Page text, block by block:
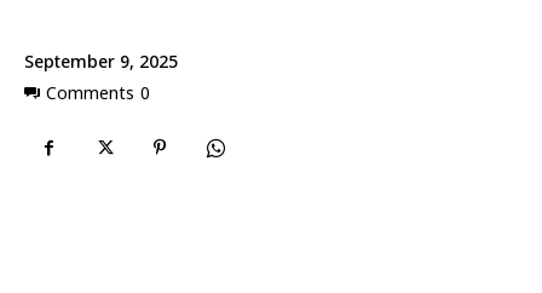
September 9, 2025
Comments 0